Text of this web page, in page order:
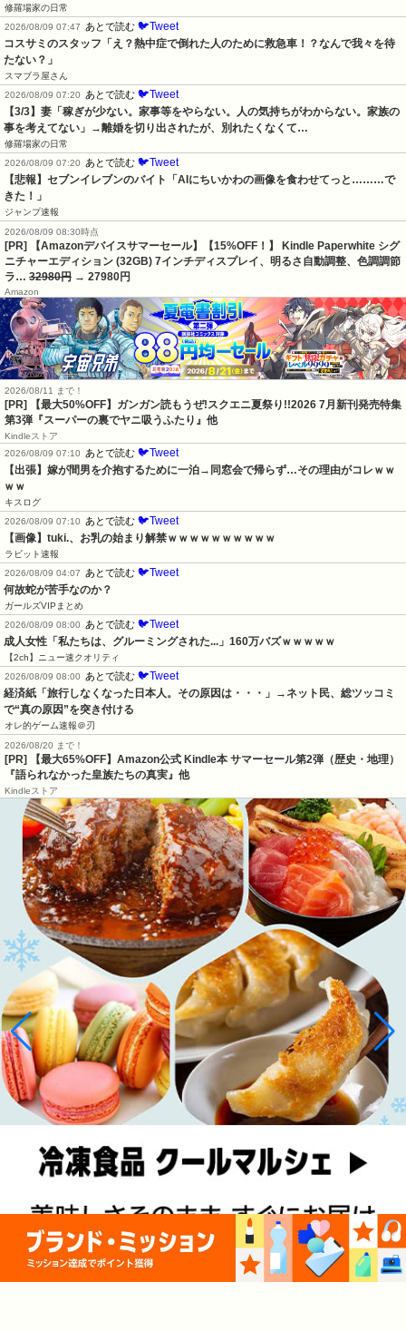
修羅場家の日常
2026/08/09 07:47
あとで読む 🐦Tweet
コスサミのスタッフ「え？熱中症で倒れた人のために救急車！？なんで我々を待
たない？」
スマブラ屋さん
2026/08/09 07:20
あとで読む 🐦Tweet
【3/3】妻「稼ぎが少ない。家事等をやらない。人の気持ちがわからない。家族の
事を考えてない」→離婚を切り出されたが、別れたくなくて…
修羅場家の日常
2026/08/09 07:20
あとで読む 🐦Tweet
【悲報】セブンイレブンのバイト「AIにちいかわの画像を食わせてっと………で
きた！」
ジャンプ速報
2026/08/09 08:30時点
[PR] 【Amazonデバイスサマーセール】【15%OFF！】 Kindle Paperwhite シグ
ニチャーエディション (32GB) 7インチディスプレイ、明るさ自動調整、色調調節
ラ… 32980円 → 27980円
Amazon
2026/08/11 まで！
[PR] 【最大50%OFF】ガンガン読もうぜ!スクエニ夏祭り!!2026 7月新刊発売特集
第3弾『スーパーの裏でヤニ吸うふたり』他
Kindleストア
2026/08/09 07:10
あとで読む 🐦Tweet
【出張】嫁が間男を介抱するために一泊→同窓会で帰らず…その理由がコレｗｗ
ｗｗ
キスログ
2026/08/09 07:10
あとで読む 🐦Tweet
【画像】tuki.、お乳の始まり解禁ｗｗｗｗｗｗｗｗｗｗ
ラビット速報
2026/08/09 04:07
あとで読む 🐦Tweet
何故蛇が苦手なのか？
ガールズVIPまとめ
2026/08/09 08:00
あとで読む 🐦Tweet
成人女性「私たちは、グルーミングされた...」160万バズｗｗｗｗｗ
【2ch】ニュー速クオリティ
2026/08/09 08:00
あとで読む 🐦Tweet
経済紙「旅行しなくなった日本人。その原因は・・・」→ネット民、総ツッコミ
で“真の原因”を突き付ける
オレ的ゲーム速報＠刃
2026/08/20 まで！
[PR]
【最大65%OFF】Amazon公式 Kindle本 サマーセール第2弾（歴史・地理）
『語られなかった皇族たちの真実』他
Kindleストア